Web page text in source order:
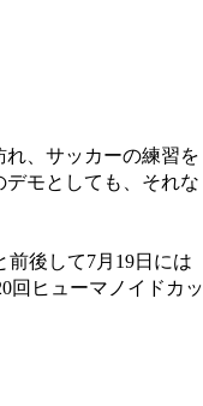
、サッカーの練習を
モとしても、それな
後して7月19日には
回ヒューマノイドカッ